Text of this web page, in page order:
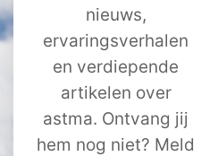
nieuws,
ervaringsverhalen
en verdiepende
artikelen over
astma. Ontvang jij
hem nog niet? Meld